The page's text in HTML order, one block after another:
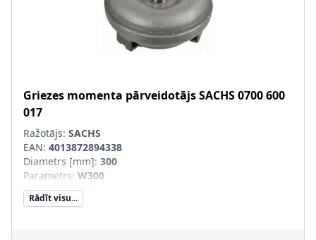
Griezes momenta pārveidotājsSACHS0700 600
017
Ražotājs: SACHS
EAN: 4013872894338
Diametrs [mm]: 300
Parametrs: W300
Aizvietojamā daļa
SVHC:Informācija nav pieejama, lūdzu, griezieties pie
Rādīt visu...